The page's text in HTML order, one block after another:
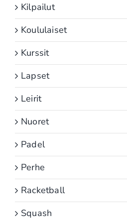
Kilpailut
Koululaiset
Kurssit
Lapset
Leirit
Nuoret
Padel
Perhe
Racketball
Squash